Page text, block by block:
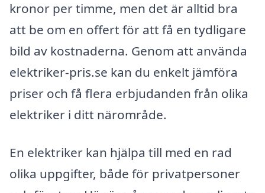
kronor per timme, men det är alltid bra
att be om en offert för att få en tydligare
bild av kostnaderna. Genom att använda
elektriker-pris.se kan du enkelt jämföra
priser och få flera erbjudanden från olika
elektriker i ditt närområde.
En elektriker kan hjälpa till med en rad
olika uppgifter, både för privatpersoner